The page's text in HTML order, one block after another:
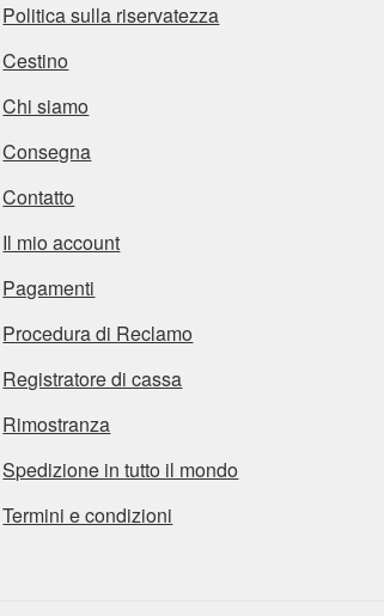
Politica sulla riservatezza
Cestino
Chi siamo
Consegna
Contatto
Il mio account
Pagamenti
Procedura di Reclamo
Registratore di cassa
Rimostranza
Spedizione in tutto il mondo
Termini e condizioni